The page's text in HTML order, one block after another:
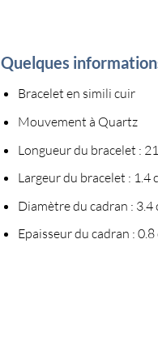
Quelques
Bracelet en simili cuir
Mouvement à Quartz
Longueur du bracelet :
Largeur du bracelet : 1.4
Diamètre du cadran : 3.4
Epaisseur du cadran : 0.8